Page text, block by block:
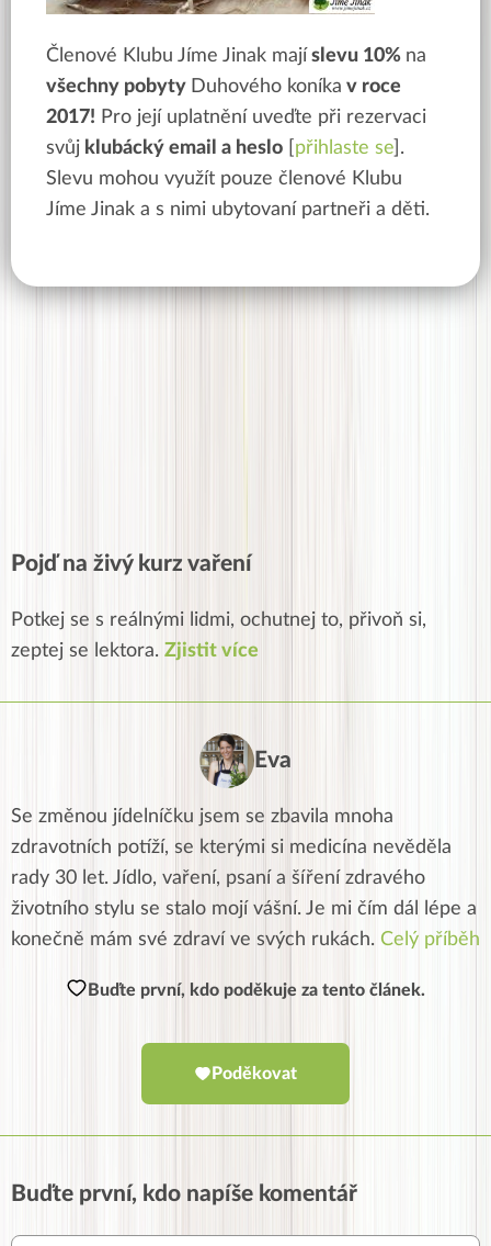
Členové Klubu Jíme Jinak mají slevu 10% na
všechny pobyty Duhového koníka v roce
2017! Pro její uplatnění uveďte při rezervaci
svůj klubácký email a heslo přihlaste se ].
Slevu mohou využít pouze členové Klubu
Jíme Jinak a s nimi ubytovaní partneři a děti.
Pojď na živý kurz vaření
Potkej se s reálnými lidmi, ochutnej to, přivoň si,
zeptej se lektora. Zjistit více
Eva
Se změnou jídelníčku jsem se zbavila mnoha
zdravotních potíží, se kterými si medicína nevěděla
rady 30 let. Jídlo, vaření, psaní a šíření zdravého
životního stylu se stalo mojí vášní. Je mi čím dál lépe a
konečně mám své zdraví ve svých rukách. Celý příběh
Buďte první, kdo poděkuje za tento článek.
Poděkovat
Buďte první, kdo napíše komentář